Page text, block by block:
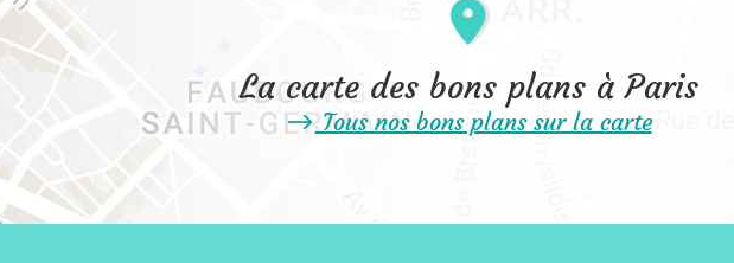
La carte des bons plans à Paris
Tous nos bons plans sur la carte